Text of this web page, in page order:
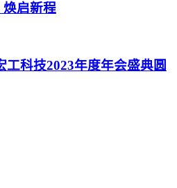
焕启新程
工科技2023年度年会盛典圆